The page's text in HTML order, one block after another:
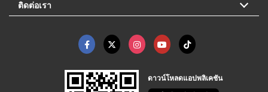
ติดต่อเรา
ดาวน์โหลดแอปพลิเคชัน